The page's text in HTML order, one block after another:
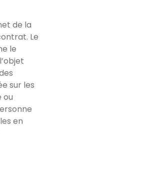
de la
Le
le
sur les
ou
en